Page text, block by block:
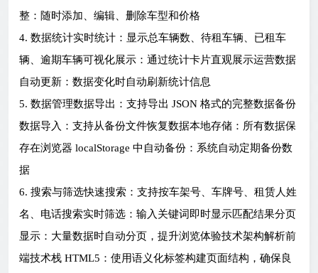
整：随时添加、编辑、删除车型和价格
4. 数据统计实时统计：显示总车辆数、待租车辆、已租车
辆、逾期车辆可视化展示：通过统计卡片直观展示运营数据
自动更新：数据变化时自动刷新统计信息
5. 数据管理数据导出：支持导出 JSON 格式的完整数据备份
数据导入：支持从备份文件恢复数据本地存储：所有数据保
存在浏览器 localStorage 中自动备份：系统自动定期备份数
据
6. 搜索与筛选快速搜索：支持按车架号、车牌号、租赁人姓
名、电话搜索实时筛选：输入关键词即时显示匹配结果分页
显示：大量数据时自动分页，提升浏览体验技术架构解析前
端技术栈 HTML5：使用语义化标签构建页面结构，确保良